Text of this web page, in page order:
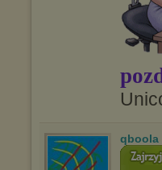
qboola